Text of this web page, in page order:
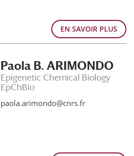
EN SAVOIR PLUS
Paola B. ARIMONDO
Epigenetic Chemical Biology
EpChBio
paola.arimondo@cnrs.fr